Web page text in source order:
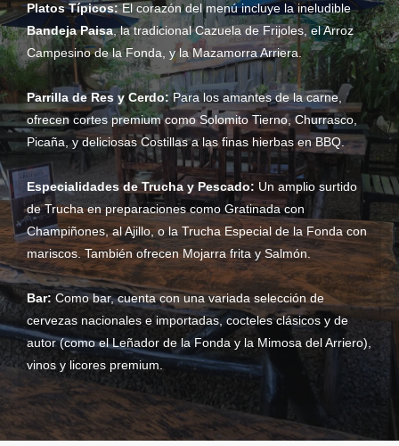
Platos Típicos:El corazón del menú incluye la ineludible
Bandeja Paisa, la tradicional Cazuela de Frijoles, el Arroz
Campesino de la Fonda, y la Mazamorra Arriera.
Parrilla de Res y Cerdo:Para los amantes de la carne,
ofrecen cortes premium como Solomito Tierno, Churrasco,
Picaña, y deliciosas Costillas a las finas hierbas en BBQ.
Especialidades de Trucha y Pescado: Un amplio surtido
de Trucha en preparaciones como Gratinada con
Champiñones, al Ajillo, o la Trucha Especial de la Fonda con
mariscos. También ofrecen Mojarra frita y Salmón.
Bar: Como bar, cuenta con una variada selección de
cervezas nacionales e importadas, cocteles clásicos y de
autor (como el Leñador de la Fonda y la Mimosa del Arriero),
vinos y licores premium.